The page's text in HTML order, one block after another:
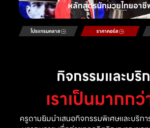
หลักสูตรนักมวยไทยอาชี
โปรแกรมคลาส ราคาคอร์ส
กิจกรรมและบริ
เราเป็นมากก
ครูดามยิมนำเสนอกิจกรรมพิเศษและบริก